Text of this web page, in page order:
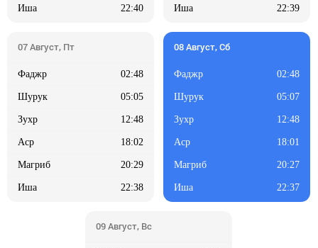
22:40 22:39
02:48
05:05
12:48
18:02
20:29
22:38
02:48
05:07
12:48
18:01
20:27
22:37